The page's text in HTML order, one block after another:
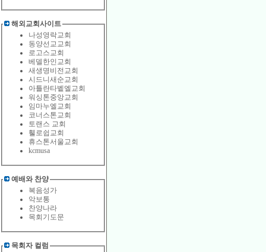
해외교회사이트
나성영락교회
동양선교교회
로고스교회
베델한인교회
새생명비전교회
시드니새순교회
아틀란타벹엘교회
워싱톤중앙교회
임마누엘교회
코너스톤교회
토랜스 교회
휄로쉽교회
휴스톤서울교회
kcmusa
예배와 찬양
복음성가
악보통
찬양나라
목회기도문
목회자 컬럼